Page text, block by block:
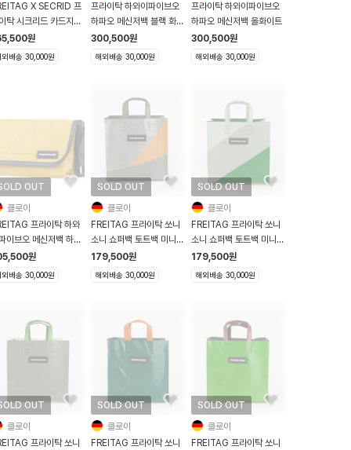
X SECRID 프
탁 시크리드 카드지갑
블랙 레몬
원
외배송 30,000원
프라이탁 하와이파이브오
하파오 메신저백 블랙 화이
트
300,500원
해외배송 30,000원
프라이탁 하와이파이브오
하파오 메신저백 올화이트
300,500원
해외배송 30,000원
OUT
클로이
프라이탁 하와
이브오 메신저백 하파
Hawaii Five O
우
원
외배송 30,000원
SOLD OUT
클로이
FREITAG 프라이탁 쏘니
소니 쇼퍼백 토트백 미니
F250 Sonny 그레이 실
버그레이 오렌지
179,500원
해외배송 30,000원
SOLD OUT
클로이
FREITAG 프라이탁 쏘니
소니 쇼퍼백 토트백 미니
F250 Sonny 화이트 그
린 그레이
179,500원
해외배송 30,000원
OUT
클로이
프라이탁 쏘니
SOLD OUT
클로이
FREITAG 프라이탁 쏘니
SOLD OUT
클로이
FREITAG 프라이탁 쏘니